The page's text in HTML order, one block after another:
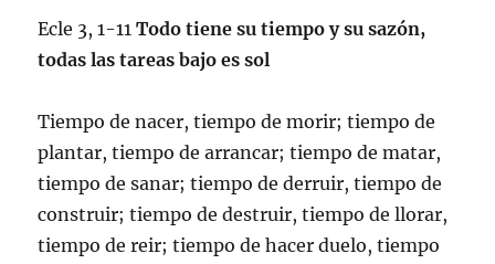
Ecle 3, 1-11Todo tiene su tiempo y su sazón,
todas las tareas bajo es sol
Tiempo de nacer, tiempo de morir; tiempo de
plantar, tiempo de arrancar; tiempo de matar,
tiempo de sanar; tiempo de derruir, tiempo de
construir; tiempo de destruir, tiempo de llorar,
tiempo de reir; tiempo de hacer duelo, tiempo